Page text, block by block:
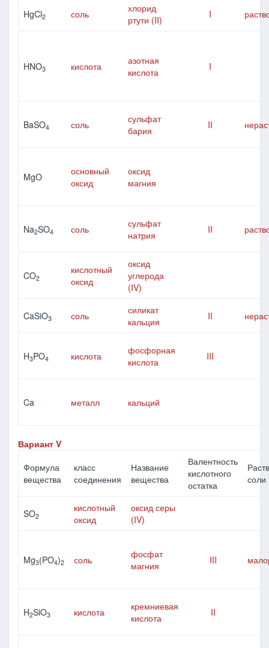
HgCl2 соль
хлорид
ртути (II)
I
HNO3 кислота
азотная
кислота
I
BaSO4 соль
сульфат
бария
II
MgO
основный
оксид
оксид
магния
Na2SO4 соль
сульфат
натрия
II
CO2
кислотный
оксид
оксид
углерода
(IV)
CaSiO3 соль
силикат
кальция
II
H3PO4 кислота
фосфорная
кислота
III
Ca металл кальций
Вариант V
Формула
вещества
класс
соединения
Название
вещества
Валентность
кислотного
остатка
соли
SO2
кислотный
оксид
оксид серы
(IV)
Mg3(PO4)2 соль
фосфат
магния
III
H2SiO3 кислота
кремниевая
кислота
II